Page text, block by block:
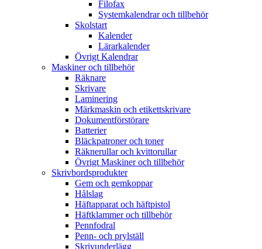
Filofax
Systemkalendrar och tillbehör
Skolstart
Kalender
Lärarkalender
Övrigt Kalendrar
Maskiner och tillbehör
Räknare
Skrivare
Laminering
Märkmaskin och etikettskrivare
Dokumentförstörare
Batterier
Bläckpatroner och toner
Räknerullar och kvittorullar
Övrigt Maskiner och tillbehör
Skrivbordsprodukter
Gem och gemkoppar
Hålslag
Häftapparat och häftpistol
Häftklammer och tillbehör
Pennfodral
Penn- och prylställ
Skrivunderlägg